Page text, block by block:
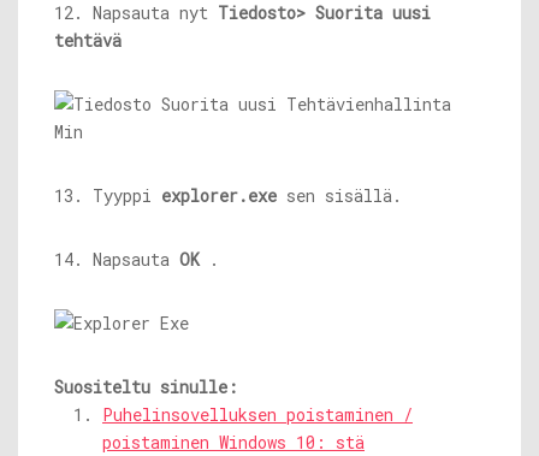
12. Napsauta nyt Tiedosto> Suorita uusi
tehtävä
13. Tyyppi explorer.exe sen sisällä.
14. Napsauta OK.
Suositeltu sinulle:
Puhelinsovelluksen poistaminen /
poistaminen Windows 10: stä